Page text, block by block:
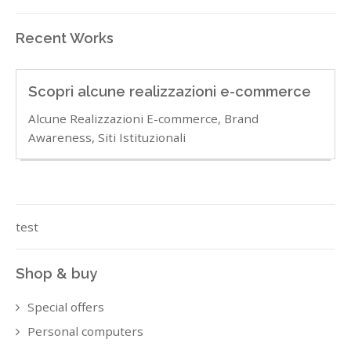
Recent Works
Scopri alcune realizzazioni e-commerce
Alcune Realizzazioni E-commerce, Brand
Awareness, Siti Istituzionali
test
Shop & buy
Special offers
Personal computers